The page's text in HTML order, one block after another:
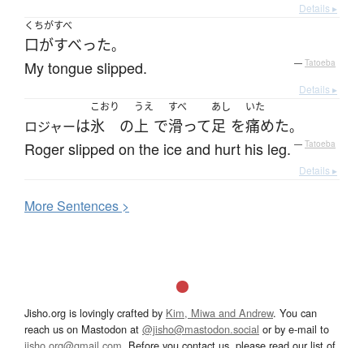
Details ▸
くちがすべ
口がすべった。
My tongue slipped. — Tatoeba
Details ▸
ロジャーは
こおり
氷 の
うえ
上 で
すべ
滑って
あし
足 を
いた
痛めた。
Roger slipped on the ice and hurt his leg. — Tatoeba
Details ▸
MoreSentences >
Jisho.org is lovingly crafted by Kim, Miwa and Andrew. You can
reach us on Mastodon at @jisho@mastodon.social or by e-mail to